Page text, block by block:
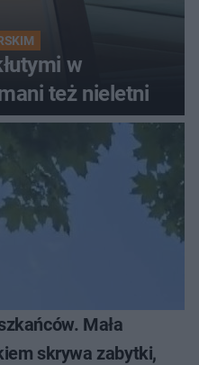
w
też nieletni
Mała
skrywa zabytki,